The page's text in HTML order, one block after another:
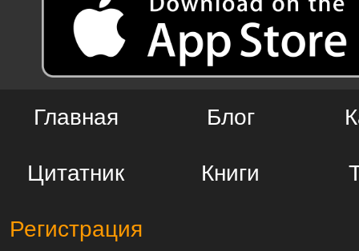
Главная Блог
Цитатник Книги
Регистрация